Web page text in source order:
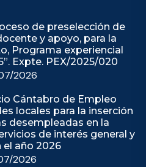
de preselección de
y apoyo, para la
Programa experiencial
Expte. PEX/2025/020
2026
Cántabro de Empleo
locales para la inserción
desempleadas en la
de interés general y
el año 2026
2026